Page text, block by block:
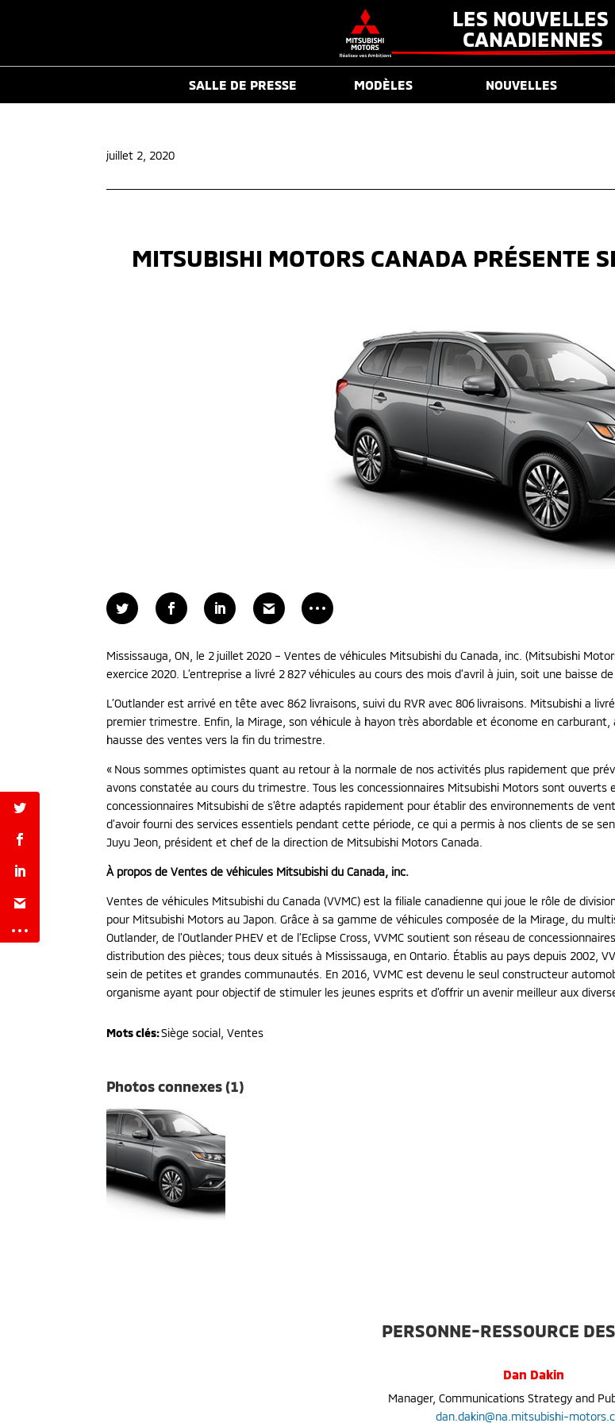
LES NOUVELLES
CANADIENNES
SALLE DE PRESSE MODÈLES NOUVELLES
juillet 2, 2020
MITSUBISHI MOTORS CANADA PRÉSENTE
Mississauga, ON, le 2 juillet 2020 – Ventes de véhicules Mitsubishi du Canada, inc. (Mitsubishi
exercice 2020. L’entreprise a livré 2 827 véhicules au cours des mois d’avril à juin, soit une baisse
L’Outlander est arrivé en tête avec 862 livraisons, suivi du RVR avec 806 livraisons. Mitsubishi a
premier trimestre. Enfin, la Mirage, son véhicule à hayon très abordable et économe en
hausse des ventes vers la fin du trimestre.
« Nous sommes optimistes quant au retour à la normale de nos activités plus rapidement que
avons constatée au cours du trimestre. Tous les concessionnaires Mitsubishi Motors sont
concessionnaires Mitsubishi de s’être adaptés rapidement pour établir des environnements de
d’avoir fourni des services essentiels pendant cette période, ce qui a permis à nos clients de se
Juyu Jeon, président et chef de la direction de Mitsubishi Motors Canada.
À propos de Ventes de véhicules Mitsubishi du Canada, inc.
Ventes de véhicules Mitsubishi du Canada (VVMC) est la filiale canadienne qui joue le rôle de
pour Mitsubishi Motors au Japon. Grâce à sa gamme de véhicules composée de la Mirage, du
Outlander, de l’Outlander PHEV et de l’Eclipse Cross, VVMC soutient son réseau de
distribution des pièces; tous deux situés à Mississauga, en Ontario. Établis au pays depuis 2002,
sein de petites et grandes communautés. En 2016, VVMC est devenu le seul constructeur
organisme ayant pour objectif de stimuler les jeunes esprits et d’offrir un avenir meilleur aux
Mots clés:Siège social, Ventes
Photos connexes (1)
PERSONNE-RESSOURCE
Dan Dakin
Manager, Communications Strategy and
dan.dakin@na.mitsubishi-